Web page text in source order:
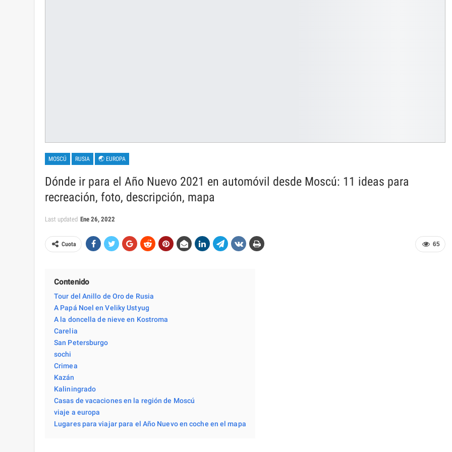
MOSCÚ RUSIA 🌏 EUROPA
Dónde ir para el Año Nuevo 2021 en automóvil desde Moscú: 11 ideas para
recreación, foto, descripción, mapa
Last updated Ene 26, 2022
65
Cuota
Contenido
Tour del Anillo de Oro de Rusia
A Papá Noel en Veliky Ustyug
A la doncella de nieve en Kostroma
Carelia
San Petersburgo
sochi
Crimea
Kazán
Kaliningrado
Casas de vacaciones en la región de Moscú
viaje a europa
Lugares para viajar para el Año Nuevo en coche en el mapa